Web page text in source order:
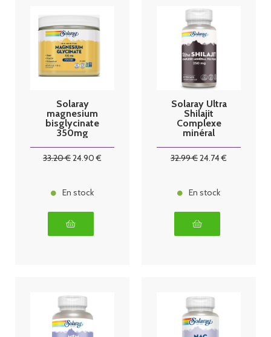
Solaray
magnesium
bisglycinate
350mg
33.20€24.90 €
En stock
Solaray Ultra
Shilajit
Complexe
minéral
32.99€24.74€
En stock